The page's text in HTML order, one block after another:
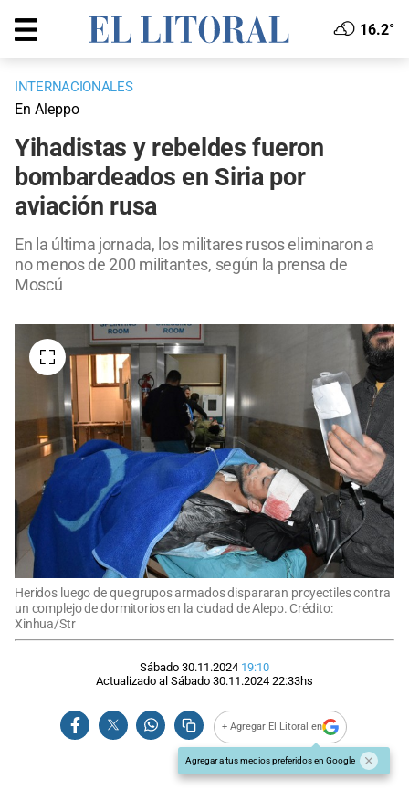
16.2°
INTERNACIONALES
En Aleppo
Yihadistas y rebeldes fueron
bombardeados en Siria por
aviación rusa
En la última jornada, los militares rusos eliminaron a
no menos de 200 militantes, según la prensa de
Moscú
Heridos luego de que grupos armados dispararan proyectiles contra
un complejo de dormitorios en la ciudad de Alepo. Crédito:
Xinhua/Str
Sábado 30.11.2024 19:10
Actualizado al Sábado 30.11.2024 22:33hs
+ Agregar El Litoral en
Agregar a tus medios preferidos en Google